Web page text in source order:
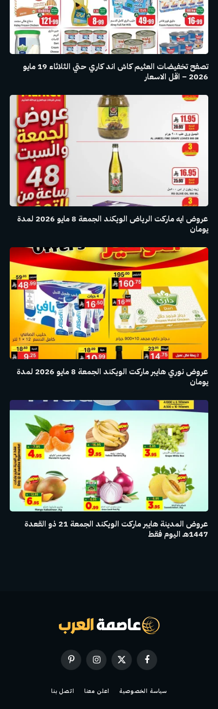
تصفح تخفيضات العثيم كاش اند كاري حتي الثلاثاء 19 مايو
2026 – اقل الاسعار
عروض ايه ماركت الرياض الويكند الجمعة 8 مايو 2026 لمدة
يومان
عروض نوري هايبر ماركت الويكند الجمعة 8 مايو 2026 لمدة
يومان
عروض المدينة هايبر ماركت الويكند الجمعة 21 ذو القعدة
1447هـ اليوم فقط
فيسبوك
X
(Twitter)
الانستغرامبينتيريست
سياسة الخصوصية اعلن معنا اتصل بنا